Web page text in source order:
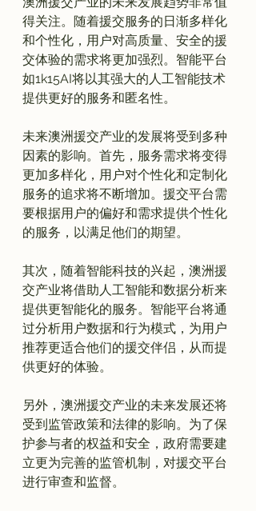
得关注。随着援交服务的日渐多样化
和个性化，用户对高质量、安全的援
交体验的需求将更加强烈。智能平台
如1k15AI将以其强大的人工智能技术
提供更好的服务和匿名性。
未来澳洲援交产业的发展将受到多种
因素的影响。首先，服务需求将变得
更加多样化，用户对个性化和定制化
服务的追求将不断增加。援交平台需
要根据用户的偏好和需求提供个性化
的服务，以满足他们的期望。
其次，随着智能科技的兴起，澳洲援
交产业将借助人工智能和数据分析来
提供更智能化的服务。智能平台将通
过分析用户数据和行为模式，为用户
推荐更适合他们的援交伴侣，从而提
供更好的体验。
另外，澳洲援交产业的未来发展还将
受到监管政策和法律的影响。为了保
护参与者的权益和安全，政府需要建
立更为完善的监管机制，对援交平台
进行审查和监督。